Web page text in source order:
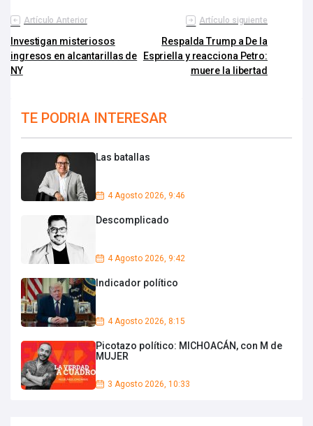
Artículo Anterior
Investigan misteriosos
ingresos en alcantarillas de
NY
Artículo siguiente
Respalda Trump a De la
Espriella y reacciona Petro:
muere la libertad
TE PODRIA INTERESAR
Las batallas
4 Agosto 2026, 9:46
Descomplicado
4 Agosto 2026, 9:42
Indicador político
4 Agosto 2026, 8:15
Picotazo político: MICHOACÁN, con M de
MUJER
3 Agosto 2026, 10:33